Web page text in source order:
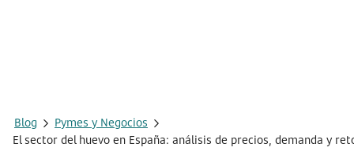
Blog
Pymes y Negocios
El sector del huevo en España: análisis de precios, demanda y